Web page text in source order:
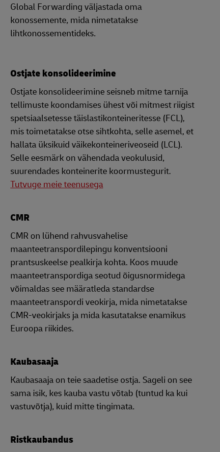
Global Forwarding väljastada oma
konossemente, mida nimetatakse
lihtkonossementideks.
Ostjate konsolideerimine
Ostjate konsolideerimine seisneb mitme tarnija
tellimuste koondamises ühest või mitmest riigist
spetsiaalsetesse täislastikonteineritesse (FCL),
mis toimetatakse otse sihtkohta, selle asemel, et
hallata üksikuid väikekonteineriveoseid (LCL).
Selle eesmärk on vähendada veokulusid,
suurendades konteinerite koormustegurit.
Tutvuge meie teenusega
CMR
CMR on lühend rahvusvahelise
maanteetranspordilepingu konventsiooni
prantsuskeelse pealkirja kohta. Koos muude
maanteetranspordiga seotud õigusnormidega
võimaldas see määratleda standardse
maanteetranspordi veokirja, mida nimetatakse
CMR-veokirjaks ja mida kasutatakse enamikus
Euroopa riikides.
Kaubasaaja
Kaubasaaja on teie saadetise ostja. Sageli on see
sama isik, kes kauba vastu võtab (tuntud ka kui
vastuvõtja), kuid mitte tingimata.
Ristkaubandus